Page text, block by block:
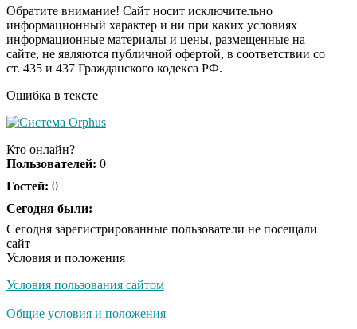
долго
i
Королева вагона
отожгла! Видео не
оставит равнодушным
Деньги придут
выплаты досрочно
Забывший о
Плющенко отправляет
Азербайджан
Обратите внимание! Сайт носит исключительно
информационный характер и ни при каких условиях
информационные материалы и цены, размещенные на
сайте, не являются публичной офертой, в соответствии со
ст. 435 и 437 Гражданского кодекса РФ.
Ошибка в тексте
Кто онлайн?
Пользователей: 0
Гостей: 0
Сегодня были:
Сегодня зарегистрированные пользователи не посещали
сайт
Условия и положения
Условия пользования сайтом
Общие условия и положения